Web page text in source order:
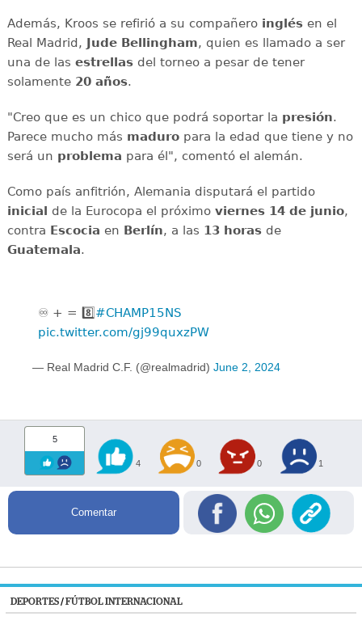
Además, Kroos se refirió a su compañero inglésen el
Real Madrid, Jude Bellingham, quien es llamado a ser
una de las estrellasdel torneo a pesar de tener
solamente 20 años.
"Creo que es un chico que podrá soportar la presión.
Parece mucho más maduropara la edad que tiene y no
será un problema para él", comentó el alemán.
Como país anfitrión, Alemania disputará el partido
inicial de la Eurocopa el próximo viernes 14 de junio,
contra Escocia en Berlín, a las 13 horasde
Guatemala.
♾️ + = 8️⃣ #CHAMP15NS
pic.twitter.com/gj99quxzPW
— Real Madrid C.F. (@realmadrid) June 2, 2024
5
4 0 0 1
Comentar
DEPORTES/ FÚTBOL INTERNACIONAL